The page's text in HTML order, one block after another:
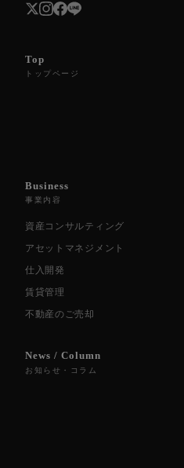
Top
トップページ
Business
事業内容
資産コンサルティング
アセットマネジメント
仕入開発
賃貸管理
不動産のご売却
News / Column
お知らせ・コラム